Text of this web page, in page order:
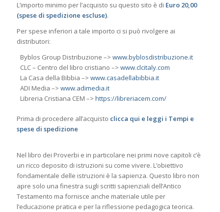
L’importo minimo per l’acquisto su questo sito è di Euro 20,00
(spese di spedizione escluse).
Per spese inferiori a tale importo ci si può rivolgere ai
distributori:
Byblos Group Distribuzione –> www.byblosdistribuzione.it
CLC – Centro del libro cristiano –> www.clcitaly.com
La Casa della Bibbia –> www.casadellabibbia.it
ADI Media –> www.adimedia.it
Libreria Cristiana CEM –> https://libreriacem.com/
Prima di procedere all’acquisto clicca qui e leggi i Tempi e
spese di spedizione
Nel libro dei Proverbi e in particolare nei primi nove capitoli c’è
un ricco deposito di istruzioni su come vivere. L’obiettivo
fondamentale delle istruzioni è la sapienza. Questo libro non
apre solo una finestra sugli scritti sapienziali dell’Antico
Testamento ma fornisce anche materiale utile per
l’educazione pratica e per la riflessione pedagogica teorica.